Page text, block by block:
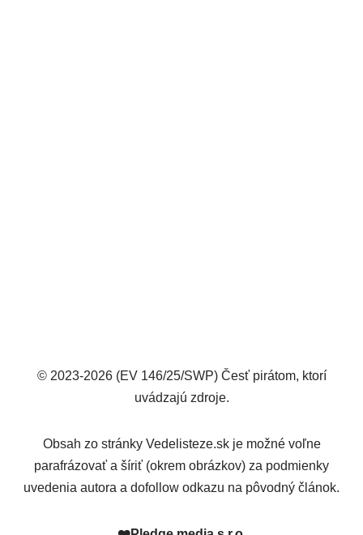
© 2023-2026 (EV 146/25/SWP) Česť pirátom, ktorí
uvádzajú zdroje.
Obsah zo stránky Vedelisteze.sk je možné voľne
parafrázovať a šíriť (okrem obrázkov) za podmienky
uvedenia autora a dofollow odkazu na pôvodný článok.